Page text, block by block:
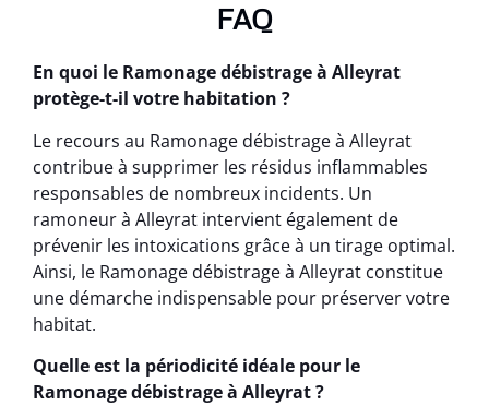
FAQ
En quoi le Ramonage débistrage à Alleyrat
protège-t-il votre habitation ?
Le recours au Ramonage débistrage à Alleyrat
contribue à supprimer les résidus inflammables
responsables de nombreux incidents. Un
ramoneur à Alleyrat intervient également de
prévenir les intoxications grâce à un tirage optimal.
Ainsi, le Ramonage débistrage à Alleyrat constitue
une démarche indispensable pour préserver votre
habitat.
Quelle est la périodicité idéale pour le
Ramonage débistrage à Alleyrat ?